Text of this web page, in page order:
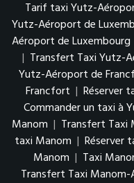
Tarif taxi Yutz-
Yutz-Aéroport de
Aéroport de Luxembourg
| Transfert Taxi Yutz-
Yutz-Aéroport de
Francfort | Réserver
Commander un taxi à
Manom | Transfert Taxi
taxi Manom | Réserver
Manom | Taxi
Transfert Taxi